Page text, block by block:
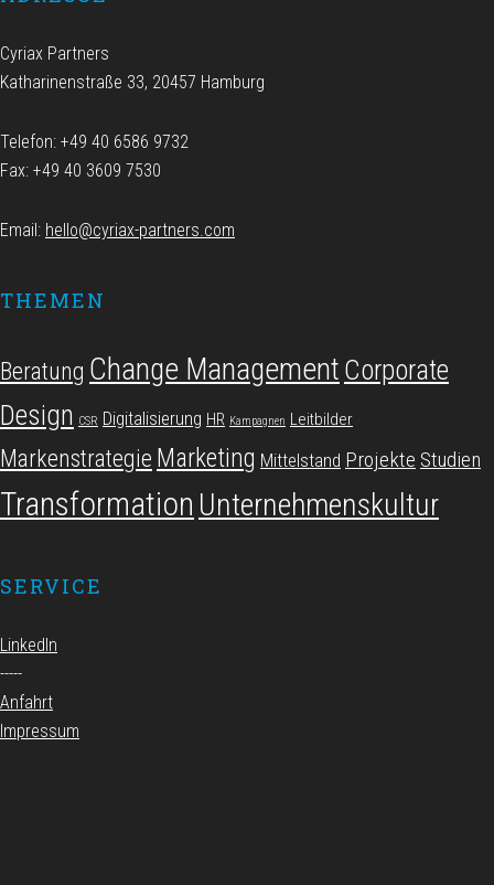
Cyriax Partners
Katharinenstraße 33, 20457 Hamburg
Telefon: +49 40 6586 9732
Fax: +49 40 3609 7530
Email: hello@cyriax-partners.com
THEMEN
Beratung Change Management Corporate
Design CSR Digitalisierung HR Kampagnen Leitbilder
Markenstrategie Marketing Mittelstand Projekte Studien
Transformation Unternehmenskultur
SERVICE
LinkedIn
-----
Anfahrt
Impressum